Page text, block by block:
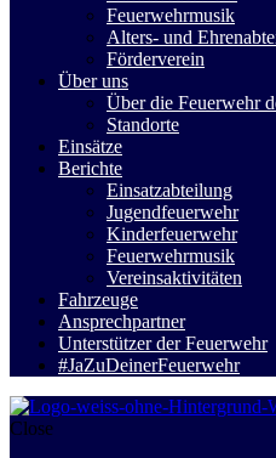
Feuerwehrmusik
Alters- und
Förderverein
Über uns
Über die Feuerwehr
Standorte
Einsätze
Berichte
Einsatzabteilung
Jugendfeuerwehr
Kinderfeuerwehr
Feuerwehrmusik
Vereinsaktivitäten
Fahrzeuge
Ansprechpartner
Unterstützer der Feuerwehr
#JaZuDeinerFeuerwehr
Close